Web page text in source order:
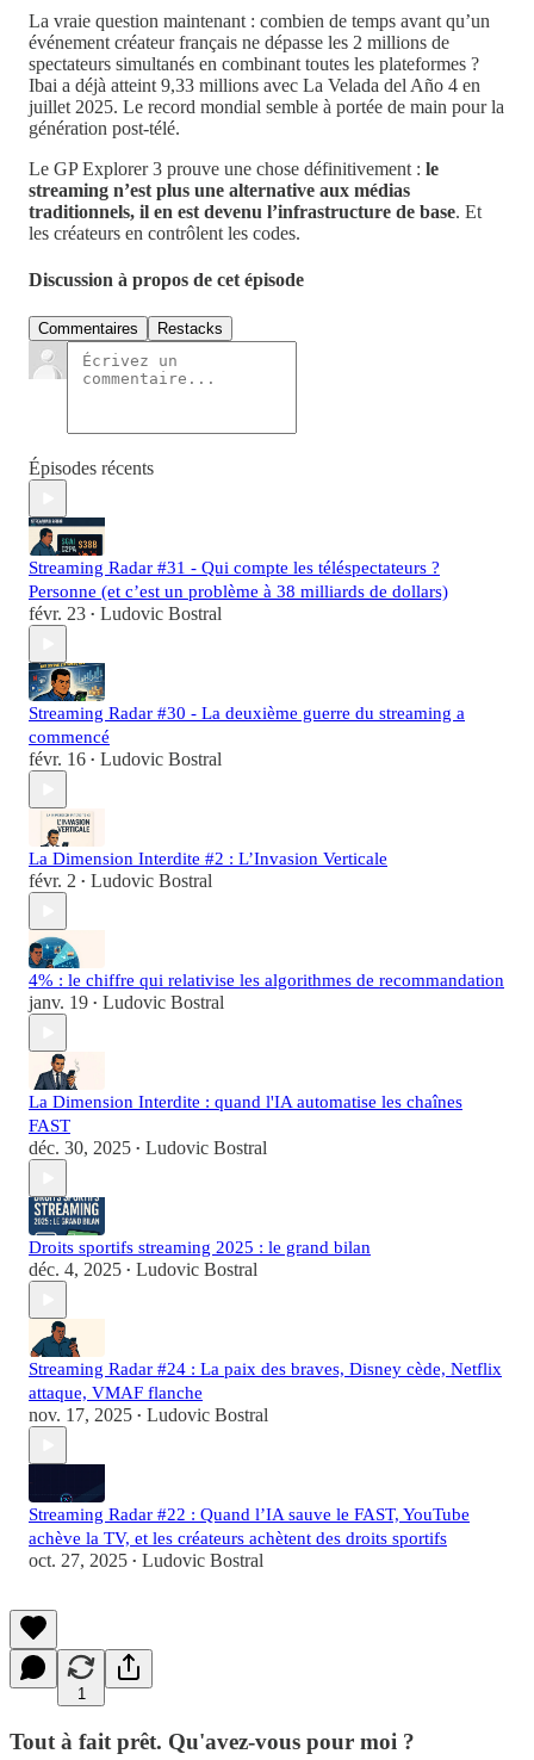
La vraie question maintenant : combien de temps avant qu’un
événement créateur français ne dépasse les 2 millions de
spectateurs simultanés en combinant toutes les plateformes ?
Ibai a déjà atteint 9,33 millions avec La Velada del Año 4 en
juillet 2025. Le record mondial semble à portée de main pour la
génération post-télé.
Le GP Explorer 3 prouve une chose définitivement : le
streaming n’est plus une alternative aux médias
traditionnels, il en est devenu l’infrastructure de base. Et
les créateurs en contrôlent les codes.
Discussion à propos de cet épisode
Commentaires Restacks
Épisodes récents
Streaming Radar #31 - Qui compte les téléspectateurs ?
Personne (et c’est un problème à 38 milliards de dollars)
févr. 23 • Ludovic Bostral
Streaming Radar #30 - La deuxième guerre du streaming a
commencé
févr. 16 • Ludovic Bostral
La Dimension Interdite #2 : L’Invasion Verticale
févr. 2 • Ludovic Bostral
4% : le chiffre qui relativise les algorithmes de recommandation
janv. 19 • Ludovic Bostral
La Dimension Interdite : quand l'IA automatise les chaînes
FAST
déc. 30, 2025 • Ludovic Bostral
Droits sportifs streaming 2025 : le grand bilan
déc. 4, 2025 • Ludovic Bostral
Streaming Radar #24 : La paix des braves, Disney cède, Netflix
attaque, VMAF flanche
nov. 17, 2025 • Ludovic Bostral
Streaming Radar #22 : Quand l’IA sauve le FAST, YouTube
achève la TV, et les créateurs achètent des droits sportifs
oct. 27, 2025 • Ludovic Bostral
1
Tout à fait prêt. Qu'avez-vous pour moi ?